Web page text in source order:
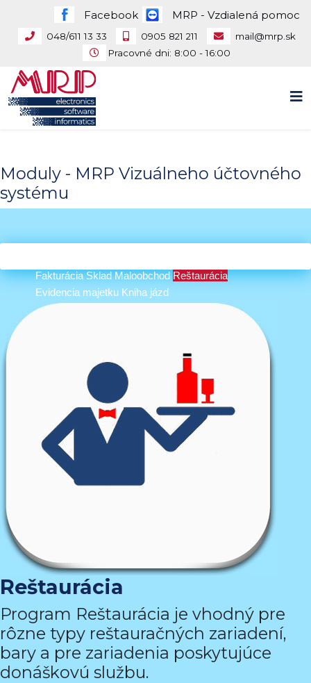
Facebook MRP - Vzdialená pomoc
048/611 13 33 0905 821 211
mail@mrp.sk
Pracovné dni: 8:00 - 16:00
Moduly - MRP Vizuálneho účtovného
systému
Fakturácia Sklad Maloobchod Reštaurácia
Evidencia majetku Kniha jázd
Reštaurácia
Program Reštaurácia je vhodný pre
rôzne typy reštauračných zariadení,
bary a pre zariadenia poskytujúce
donáškovú službu.